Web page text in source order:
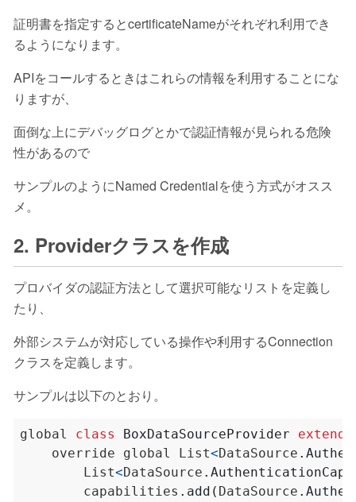
証明書を指定するとcertificateNameがそれぞれ利用でき
るようになります。
APIをコールするときはこれらの情報を利用することにな
りますが、
面倒な上にデバッグログとかで認証情報が見られる危険
性があるので
サンプルのようにNamed Credentialを使う方式がオスス
メ。
2. Providerクラスを作成
プロバイダの認証方法として選択可能なリストを定義し
たり、
外部システムが対応している操作や利用するConnection
クラスを定義します。
サンプルは以下のとおり。
global class BoxDataSourceProvider
extends
override
global List<DataSource .
List<DataSource .
capabilities . add ( DataSource .